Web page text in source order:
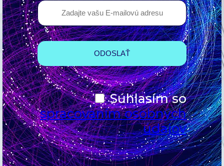
Súhlasím so
spracovaním osobných
údajov